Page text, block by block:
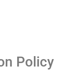
Policy